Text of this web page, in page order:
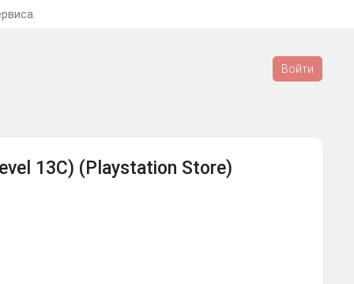
Войти
13C) (Playstation Store)